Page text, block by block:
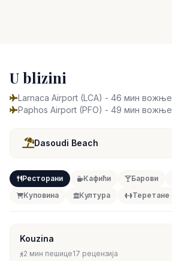
U blizini
Larnaca Airport (LCA) - 46 мин вожње
Paphos Airport (PFO) - 49 мин вожње
Dasoudi Beach
Ресторани Кафићи Барови
Куповина
Култура Теретане
Kouzina
2 мин пешице17 рецензија